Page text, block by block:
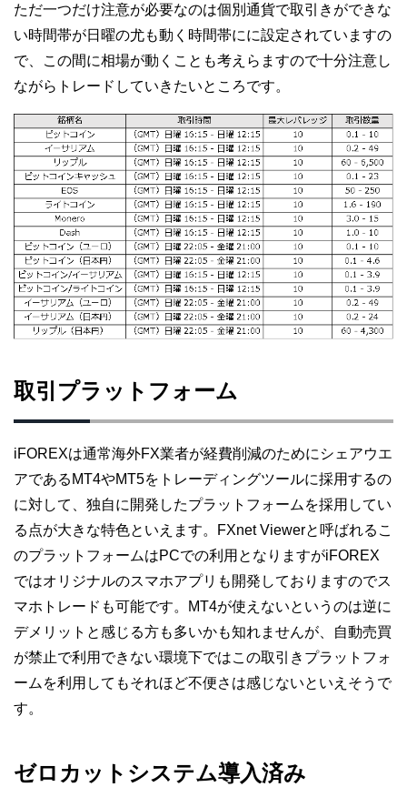
ただ一つだけ注意が必要なのは個別通貨で取引きができな
い時間帯が日曜の尤も動く時間帯にに設定されていますの
で、この間に相場が動くことも考えらますので十分注意し
ながらトレードしていきたいところです。
取引プラットフォーム
iFOREXは通常海外FX業者が経費削減のためにシェアウエ
アであるMT4やMT5をトレーディングツールに採用するの
に対して、独自に開発したプラットフォームを採用してい
る点が大きな特色といえます。FXnet Viewerと呼ばれるこ
のプラットフォームはPCでの利用となりますがiFOREX
ではオリジナルのスマホアプリも開発しておりますのでス
マホトレードも可能です。MT4が使えないというのは逆に
デメリットと感じる方も多いかも知れませんが、自動売買
が禁止で利用できない環境下ではこの取引きプラットフォ
ームを利用してもそれほど不便さは感じないといえそうで
す。
ゼロカットシステム導入済み